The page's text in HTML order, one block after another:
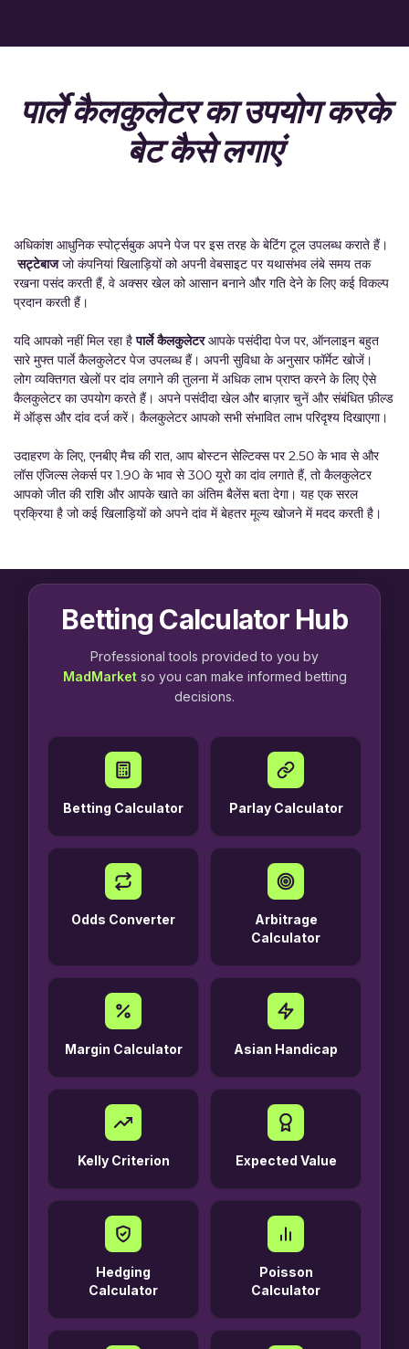
पार्ले कैलकुलेटर का उपयोग करके
बेट कैसे लगाएं
अधिकांश आधुनिक स्पोर्ट्सबुक अपने पेज पर इस तरह के बेटिंग टूल उपलब्ध कराते हैं।
सट्टेबाजजो कंपनियां खिलाड़ियों को अपनी वेबसाइट पर यथासंभव लंबे समय तक
रखना पसंद करती हैं, वे अक्सर खेल को आसान बनाने और गति देने के लिए कई विकल्प
प्रदान करती हैं।
यदि आपको नहीं मिल रहा हैपार्ले कैलकुलेटरआपके पसंदीदा पेज पर, ऑनलाइन बहुत
सारे मुफ्त पार्ले कैलकुलेटर पेज उपलब्ध हैं। अपनी सुविधा के अनुसार फॉर्मेट खोजें।
लोग व्यक्तिगत खेलों पर दांव लगाने की तुलना में अधिक लाभ प्राप्त करने के लिए ऐसे
कैलकुलेटर का उपयोग करते हैं। अपने पसंदीदा खेल और बाज़ार चुनें और संबंधित फ़ील्ड
में ऑड्स और दांव दर्ज करें। कैलकुलेटर आपको सभी संभावित लाभ परिदृश्य दिखाएगा।
उदाहरण के लिए, एनबीए मैच की रात, आप बोस्टन सेल्टिक्स पर 2.50 के भाव से और
लॉस एंजिल्स लेकर्स पर 1.90 के भाव से 300 यूरो का दांव लगाते हैं, तो कैलकुलेटर
आपको जीत की राशि और आपके खाते का अंतिम बैलेंस बता देगा। यह एक सरल
प्रक्रिया है जो कई खिलाड़ियों को अपने दांव में बेहतर मूल्य खोजने में मदद करती है।